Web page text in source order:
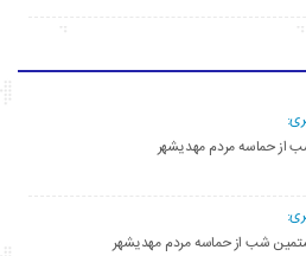
از حماسه مردم مهدیشهر
شب از حماسه مردم مهدیشهر